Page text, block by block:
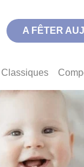
A FÊTER
Classiques